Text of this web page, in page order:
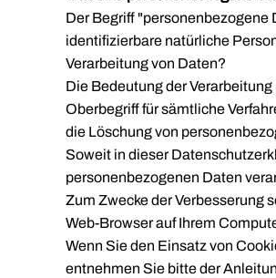
Der Begriff "personenbezogene
identifizierbare natürliche
Verarbeitung von Daten?
Die Bedeutung der
Oberbegriff für sämtliche
die Löschung von
Soweit in dieser
personenbezogenen Daten
Zum Zwecke der Verbesserung
Web-Browser auf Ihrem
Wenn Sie den Einsatz von
entnehmen Sie bitte der